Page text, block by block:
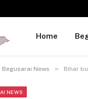
Home
Begusarai News » Bihar
NEWS